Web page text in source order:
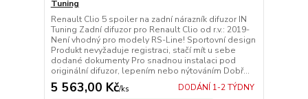
Tuning
Renault Clio 5 spoiler na zadní nárazník difuzor IN
Tuning Zadní difuzor pro Renault Clio od r.v.: 2019-
Není vhodný pro modely RS-Line! Sportovní design
Produkt nevyžaduje registraci, stačí mít u sebe
dodané dokumenty Pro snadnou instalaci pod
originální difuzor, lepením nebo nýtováním Dobř...
5 563,00 Kč/ks DODÁNÍ 1-2 TÝDNY